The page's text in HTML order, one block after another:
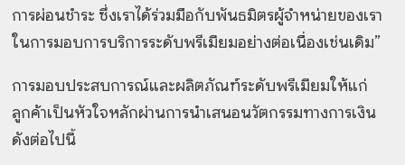
การผ่อนชำระ ซึ่งเราได้ร่วมมือกับพันธมิตรผู้จำหน่ายของเรา
ในการมอบการบริการระดับพรีเมียมอย่างต่อเนื่องเช่นเดิม”
การมอบประสบการณ์และผลิตภัณฑ์ระดับพรีเมียมให้แก่
ลูกค้าเป็นหัวใจหลักผ่านการนำเสนอนวัตกรรมทางการเงิน
ดังต่อไปนี้